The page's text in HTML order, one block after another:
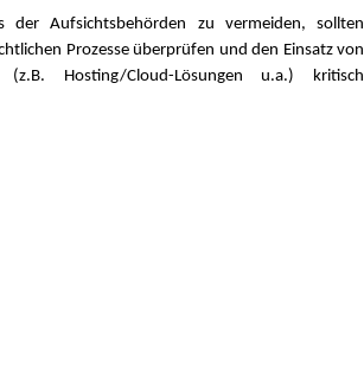
der Aufsichtsbehörden zu vermeiden, sollten
Prozesse überprüfen und den Einsatz von
(z.B. Hosting/Cloud-Lösungen u.a.) kritisch